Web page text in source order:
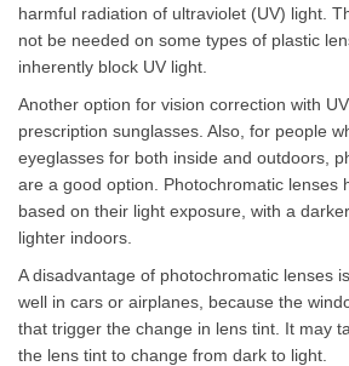
harmful radiation of ultraviolet (UV) light.
not be needed on some types of plastic
inherently block UV light.
Another option for vision correction with
prescription sunglasses. Also, for people
eyeglasses for both inside and outdoors,
are a good option. Photochromatic lenses
based on their light exposure, with a
lighter indoors.
A disadvantage of photochromatic lenses
well in cars or airplanes, because the
that trigger the change in lens tint. It may
the lens tint to change from dark to light.